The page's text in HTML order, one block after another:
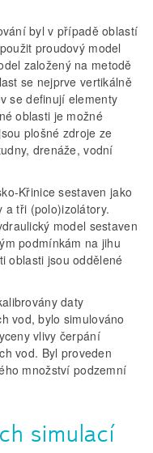
byl v případě oblastí
proudový model
založený na metodě
se nejprve vertikálně
se definují elementy
oblasti je možné
plošné zdroje ze
drenáže, vodní
Křinice sestaven jako
a tři (polo)izolátory.
model sestaven
podmínkám na jihu
oblasti jsou oddělené
daty
vod, bylo simulováno
vlivy čerpání
vod. Byl proveden
množství podzemní
simulací